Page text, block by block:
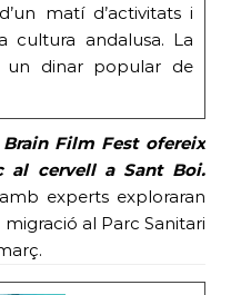
matí d’activitats i
cultura andalusa. La
un dinar popular de
Brain Film Fest ofereix
al cervell a Sant Boi.
amb experts exploraran
migració al Parc Sanitari